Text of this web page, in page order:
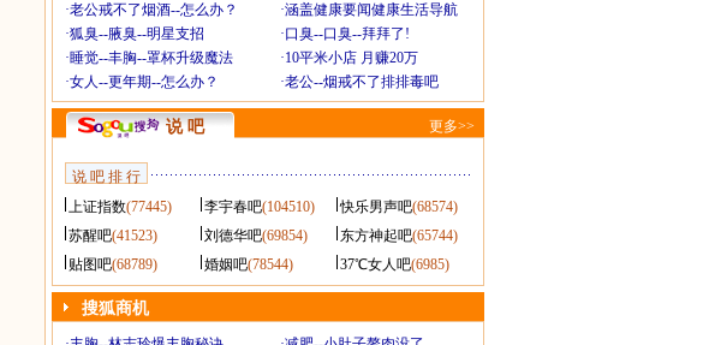
·老公戒不了烟酒--怎么办？ ·涵盖健康要闻健康生活导航
·狐臭--腋臭--明星支招 ·口臭--口臭--拜拜了!
·睡觉--丰胸--罩杯升级魔法 ·10平米小店 月赚20万
·女人--更年期--怎么办？ ·老公--烟戒不了排排毒吧
说 吧 更多>>
说 吧 排 行
上证指数(77445) 李宇春吧(104510) 快乐男声吧(68574)
苏醒吧(41523) 刘德华吧(69854) 东方神起吧(65744)
贴图吧(68789) 婚姻吧(78544) 37℃女人吧(6985)
搜狐商机